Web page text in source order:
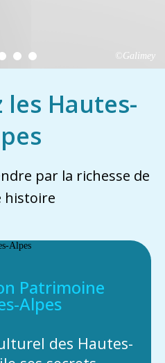
©Galimey
les Hautes-
par la richesse de
histoire
Patrimoine
Alpes
des Hautes-